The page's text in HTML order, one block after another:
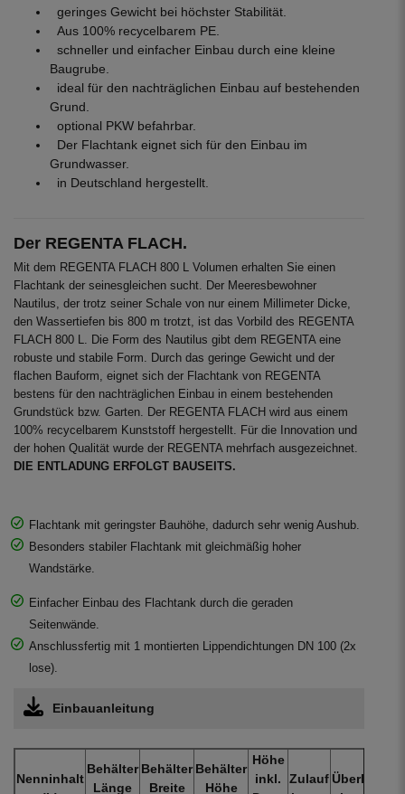
geringes Gewicht bei höchster Stabilität.
Aus 100% recycelbarem PE.
schneller und einfacher Einbau durch eine kleine
Baugrube.
ideal für den nachträglichen Einbau auf bestehenden
Grund.
optional PKW befahrbar.
Der Flachtank eignet sich für den Einbau im
Grundwasser.
in Deutschland hergestellt.
Der REGENTA FLACH.
Mit dem REGENTA FLACH 800 L Volumen erhalten Sie einen
Flachtank der seinesgleichen sucht. Der Meeresbewohner
Nautilus, der trotz seiner Schale von nur einem Millimeter Dicke,
den Wassertiefen bis 800 m trotzt, ist das Vorbild des REGENTA
FLACH 800 L. Die Form des Nautilus gibt dem REGENTA eine
robuste und stabile Form. Durch das geringe Gewicht und der
flachen Bauform, eignet sich der Flachtank von REGENTA
bestens für den nachträglichen Einbau in einem bestehenden
Grundstück bzw. Garten. Der REGENTA FLACH wird aus einem
100% recycelbarem Kunststoff hergestellt. Für die Innovation und
der hohen Qualität wurde der REGENTA mehrfach ausgezeichnet.
DIE ENTLADUNG ERFOLGT BAUSEITS.
Flachtank mit geringster Bauhöhe, dadurch sehr wenig Aushub.
Besonders stabiler Flachtank mit gleichmäßig hoher
Wandstärke.
Einfacher Einbau des Flachtank durch die geraden
Seitenwände.
Anschlussfertig mit 1 montierten Lippendichtungen DN 100 (2x
lose).
Einbauanleitung
Nenninhalt
Behälter
Länge
Behälter
Breite
Behälter
Höhe
Höhe
inkl.
Zulauf Überlauf